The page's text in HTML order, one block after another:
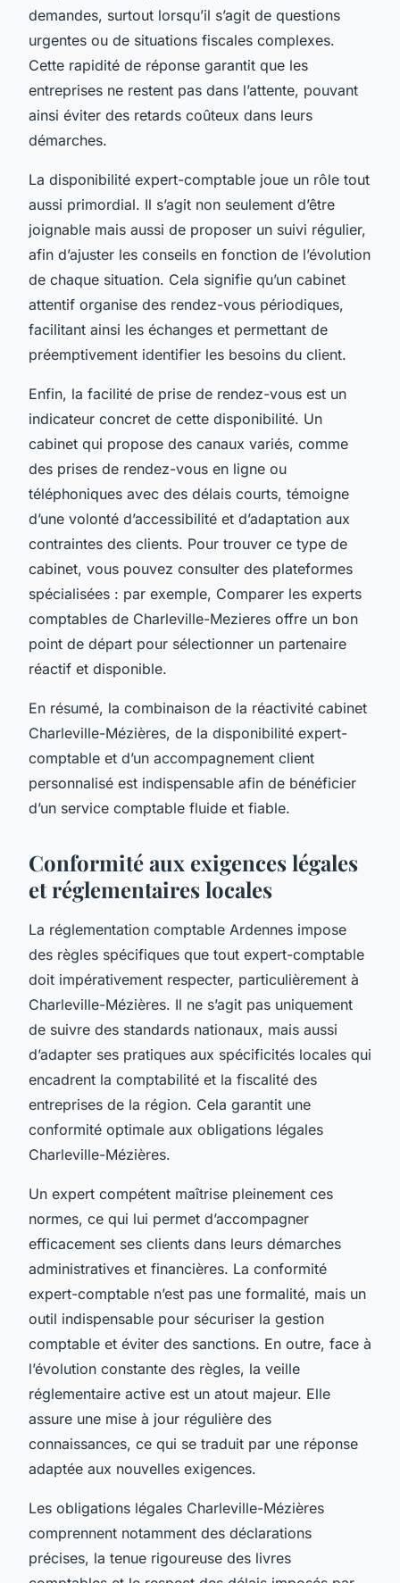
demandes, surtout lorsqu’il s’agit de questions
urgentes ou de situations fiscales complexes.
Cette rapidité de réponse garantit que les
entreprises ne restent pas dans l’attente, pouvant
ainsi éviter des retards coûteux dans leurs
démarches.
La disponibilité expert-comptable joue un rôle tout
aussi primordial. Il s’agit non seulement d’être
joignable mais aussi de proposer un suivi régulier,
afin d’ajuster les conseils en fonction de l’évolution
de chaque situation. Cela signifie qu’un cabinet
attentif organise des rendez-vous périodiques,
facilitant ainsi les échanges et permettant de
préemptivement identifier les besoins du client.
Enfin, la facilité de prise de rendez-vous est un
indicateur concret de cette disponibilité. Un
cabinet qui propose des canaux variés, comme
des prises de rendez-vous en ligne ou
téléphoniques avec des délais courts, témoigne
d’une volonté d’accessibilité et d’adaptation aux
contraintes des clients. Pour trouver ce type de
cabinet, vous pouvez consulter des plateformes
spécialisées : par exemple, Comparer les experts
comptables de Charleville-Mezieres offre un bon
point de départ pour sélectionner un partenaire
réactif et disponible.
En résumé, la combinaison de la réactivité cabinet
Charleville-Mézières, de la disponibilité expert-
comptable et d’un accompagnement client
personnalisé est indispensable afin de bénéficier
d’un service comptable fluide et fiable.
Conformité aux exigences légales
et réglementaires locales
La réglementation comptable Ardennes impose
des règles spécifiques que tout expert-comptable
doit impérativement respecter, particulièrement à
Charleville-Mézières. Il ne s’agit pas uniquement
de suivre des standards nationaux, mais aussi
d’adapter ses pratiques aux spécificités locales qui
encadrent la comptabilité et la fiscalité des
entreprises de la région. Cela garantit une
conformité optimale aux obligations légales
Charleville-Mézières.
Un expert compétent maîtrise pleinement ces
normes, ce qui lui permet d’accompagner
efficacement ses clients dans leurs démarches
administratives et financières. La conformité
expert-comptable n’est pas une formalité, mais un
outil indispensable pour sécuriser la gestion
comptable et éviter des sanctions. En outre, face à
l’évolution constante des règles, la veille
réglementaire active est un atout majeur. Elle
assure une mise à jour régulière des
connaissances, ce qui se traduit par une réponse
adaptée aux nouvelles exigences.
Les obligations légales Charleville-Mézières
comprennent notamment des déclarations
précises, la tenue rigoureuse des livres